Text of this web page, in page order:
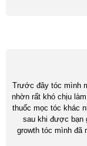
Trước đây tóc mình
nhờn rất khó chịu
thuốc mọc tóc khác
sau khi được bạn
growth tóc mình đã